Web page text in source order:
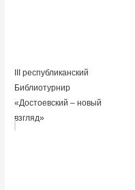
III республиканский
Библиотурнир
«Достоевский – новый
взгляд»